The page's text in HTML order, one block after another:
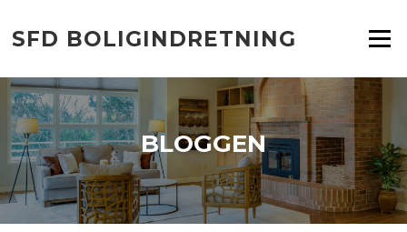
indhold
SFD BOLIGINDRETNING Menu
BLOGGEN